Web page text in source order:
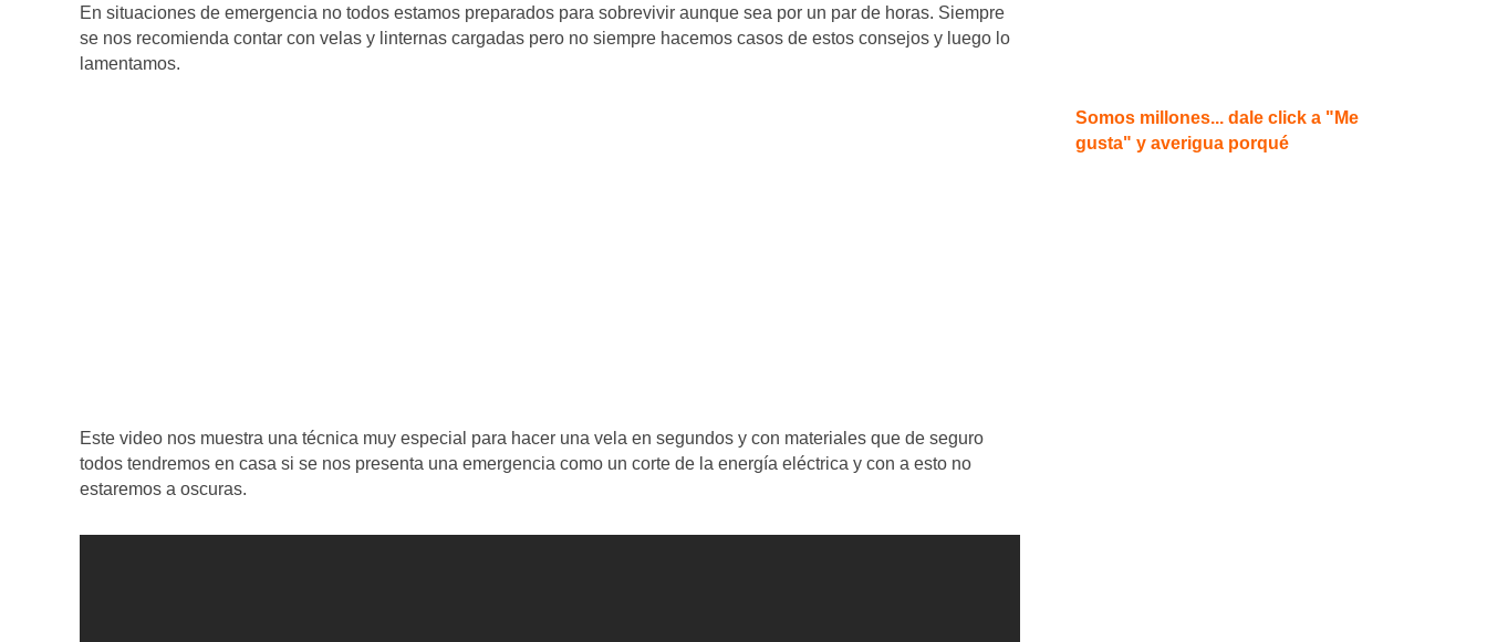
En situaciones de emergencia no todos estamos preparados para sobrevivir aunque sea por un par de horas. Siempre
se nos recomienda contar con velas y linternas cargadas pero no siempre hacemos casos de estos consejos y luego lo
lamentamos.
Este video nos muestra una técnica muy especial para hacer una vela en segundos y con materiales que de seguro
todos tendremos en casa si se nos presenta una emergencia como un corte de la energía eléctrica y con a esto no
estaremos a oscuras.
Somos millones... dale click a "Me
gusta" y averigua porqué